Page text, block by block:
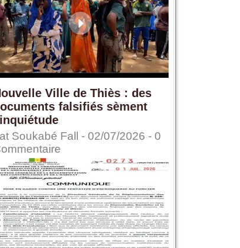
Ville de Thiès : des
falsifiés sèment
Soukabé Fall - 02/07/2026 - 0